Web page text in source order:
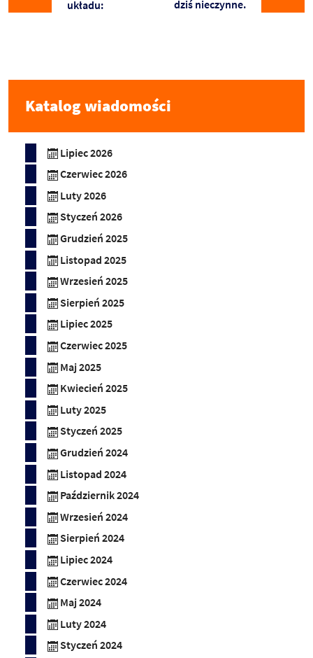
układu: dziś nieczynne.
Katalog wiadomości
Lipiec 2026
Czerwiec 2026
Luty 2026
Styczeń 2026
Grudzień 2025
Listopad 2025
Wrzesień 2025
Sierpień 2025
Lipiec 2025
Czerwiec 2025
Maj 2025
Kwiecień 2025
Luty 2025
Styczeń 2025
Grudzień 2024
Listopad 2024
Październik 2024
Wrzesień 2024
Sierpień 2024
Lipiec 2024
Czerwiec 2024
Maj 2024
Luty 2024
Styczeń 2024